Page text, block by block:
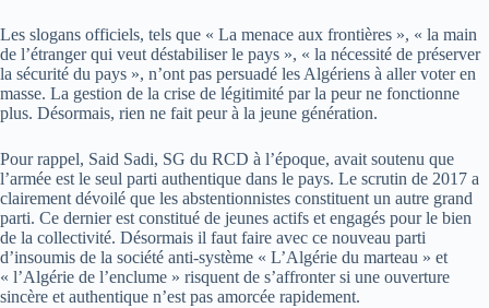
Les slogans officiels, tels que « La menace aux frontières », « la main
de l’étranger qui veut déstabiliser le pays », « la nécessité de préserver
la sécurité du pays », n’ont pas persuadé les Algériens à aller voter en
masse. La gestion de la crise de légitimité par la peur ne fonctionne
plus. Désormais, rien ne fait peur à la jeune génération.
Pour rappel, Said Sadi, SG du RCD à l’époque, avait soutenu que
l’armée est le seul parti authentique dans le pays. Le scrutin de 2017 a
clairement dévoilé que les abstentionnistes constituent un autre grand
parti. Ce dernier est constitué de jeunes actifs et engagés pour le bien
de la collectivité. Désormais il faut faire avec ce nouveau parti
d’insoumis de la société anti-système « L’Algérie du marteau » et
« l’Algérie de l’enclume » risquent de s’affronter si une ouverture
sincère et authentique n’est pas amorcée rapidement.